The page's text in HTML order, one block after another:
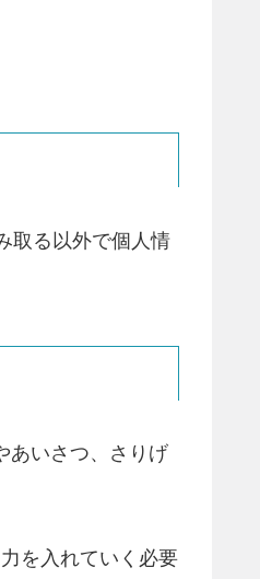
取る以外で個人情
あいさつ、さりげ
を入れていく必要